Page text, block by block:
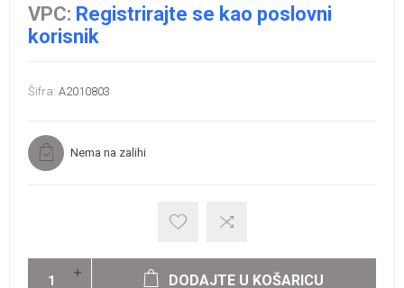
VPC: Registrirajte se kao poslovni
korisnik
Šifra: A2010803
Nema na zalihi
DODAJTE U KOŠARICU